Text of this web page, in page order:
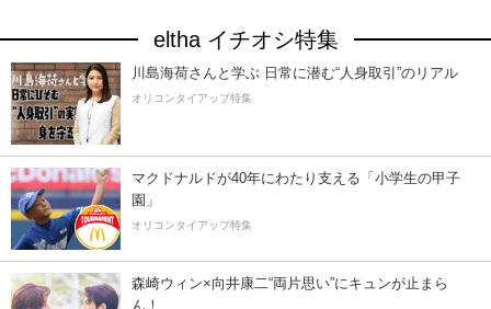
eltha イチオシ特集
川島海荷さんと学ぶ 日常に潜む“人身取引”のリアル
オリコンタイアップ特集
マクドナルドが40年にわたり支える「小学生の甲子
園」
オリコンタイアップ特集
森崎ウィン×向井康二“両片思い”にキュンが止まら
ん！